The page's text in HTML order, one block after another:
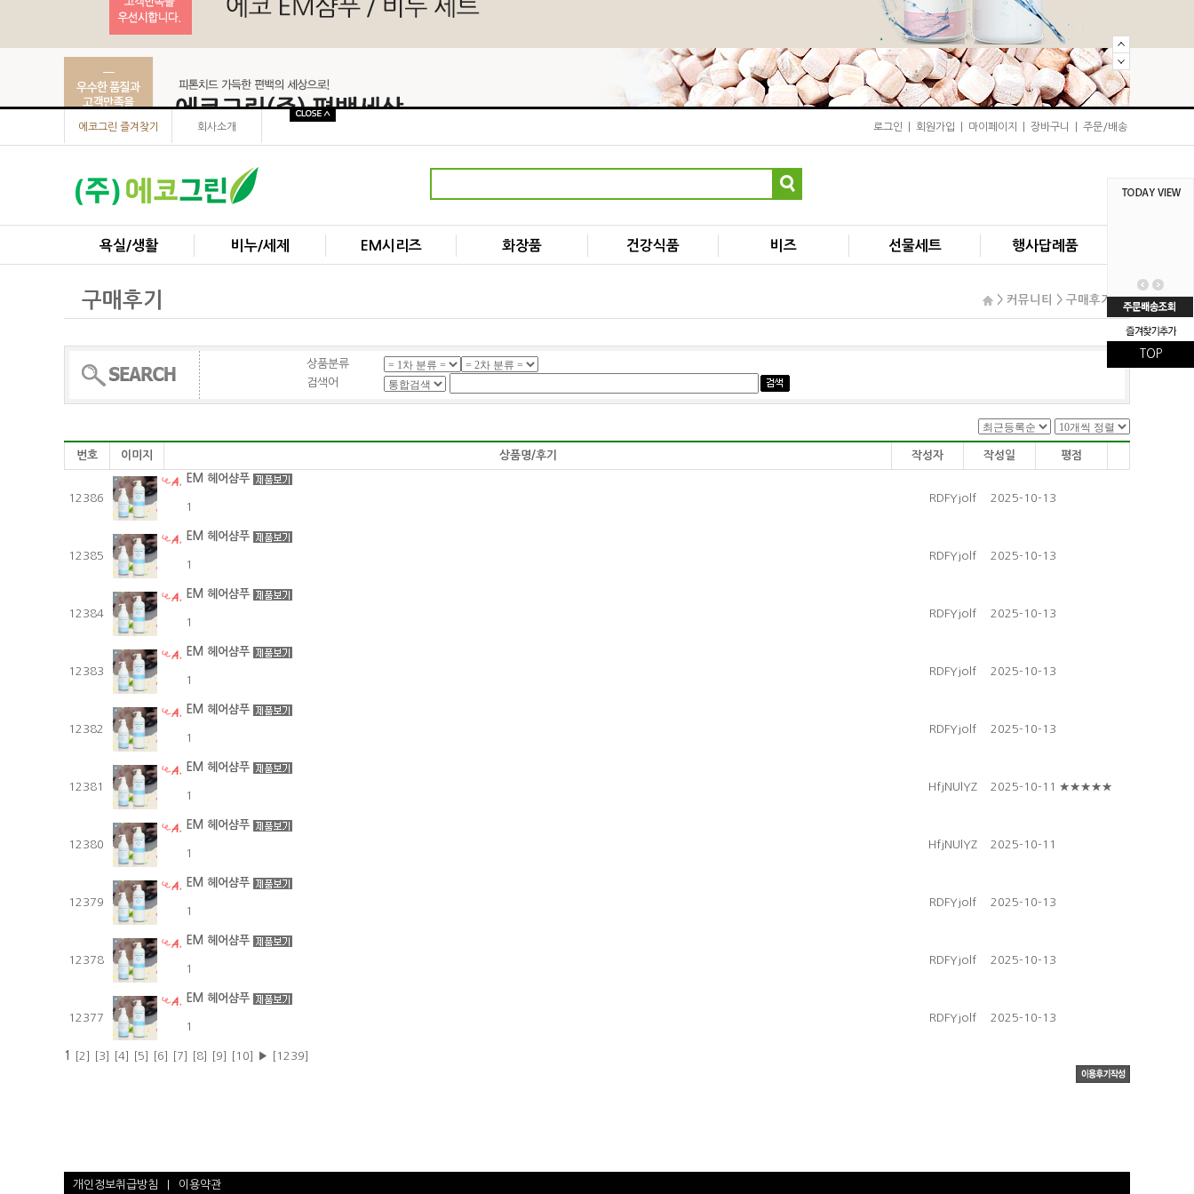
에코그린 즐겨찾기 회사소개 로그인 회원가입 마이페이지 장바구니 주문/배송
욕실/생활 비누/세제 EM시리즈 화장품 건강식품 비즈 선물세트 행사답례품
구매후기 > 커뮤니티 > 구매후기
상품분류
검색어
번호 이미지 상품명/후기 작성자 작성일 평점
12386
EM 헤어샴푸
1
RDFYjolf 2025-10-13
12385
EM 헤어샴푸
1
RDFYjolf 2025-10-13
12384
EM 헤어샴푸
1
RDFYjolf 2025-10-13
12383
EM 헤어샴푸
1
RDFYjolf 2025-10-13
12382
EM 헤어샴푸
1
RDFYjolf 2025-10-13
12381
EM 헤어샴푸
1
HfjNUlYZ 2025-10-11 ★★★★★
12380
EM 헤어샴푸
1
HfjNUlYZ 2025-10-11
12379
EM 헤어샴푸
1
RDFYjolf 2025-10-13
12378
EM 헤어샴푸
1
RDFYjolf 2025-10-13
12377
EM 헤어샴푸
1
RDFYjolf 2025-10-13
1 [2] [3] [4] [5] [6] [7] [8] [9] [10] ▶ [1239]
TOP
개인정보취급방침 이용약관